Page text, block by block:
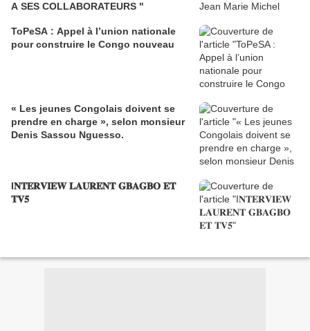
A SES COLLABORATEURS "
ToPeSA : Appel à l’union nationale
pour construire le Congo nouveau
« Les jeunes Congolais doivent se
prendre en charge », selon monsieur
Denis Sassou Nguesso.
I𝐍𝐓𝐄𝐑𝐕𝐈𝐄𝐖 𝐋𝐀𝐔𝐑𝐄𝐍𝐓 𝐆𝐁𝐀𝐆𝐁𝐎 𝐄𝐓
𝐓𝐕𝟓